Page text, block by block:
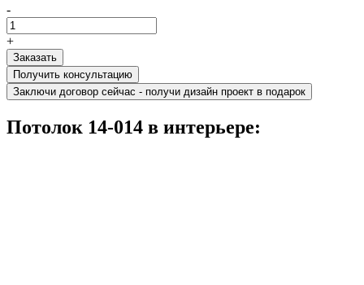
-
+
Получить консультацию
Заключи договор сейчас - получи дизайн проект в подарок
Потолок 14-014 в интерьере: